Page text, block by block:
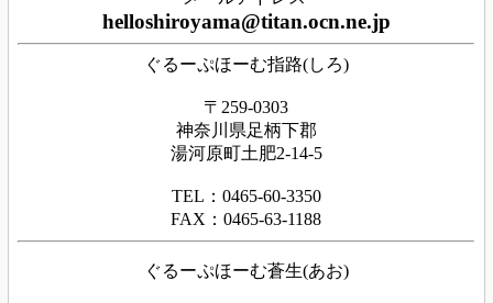
helloshiroyama@titan.ocn.ne.jp
ぐるーぷほーむ指路(しろ)
〒259-0303
神奈川県足柄下郡
湯河原町土肥2-14-5
TEL：0465-60-3350
FAX：0465-63-1188
ぐるーぷほーむ蒼生(あお)